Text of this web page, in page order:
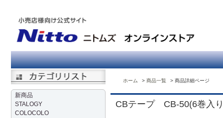
新商品
STALOGY
COLOCOLO
ホーム 商品一覧 商品詳細ページ
CBテープ CB-50(6巻入